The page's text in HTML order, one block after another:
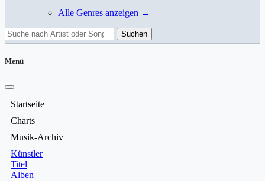
Alle Genres anzeigen →
Suchen
Menü
Startseite
Charts
Musik-Archiv
Künstler
Titel
Alben